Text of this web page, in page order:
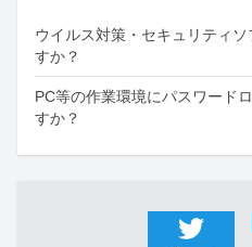
ウイルス対策・セキュリティソ
すか？
PC等の作業環境にパスワード
すか？